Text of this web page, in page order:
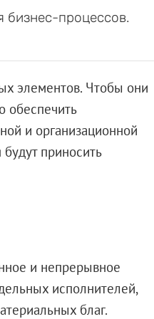
бизнес-процессов.
элементов. Чтобы они
обеспечить
и организационной
приносить
и непрерывное
исполнителей,
благ.